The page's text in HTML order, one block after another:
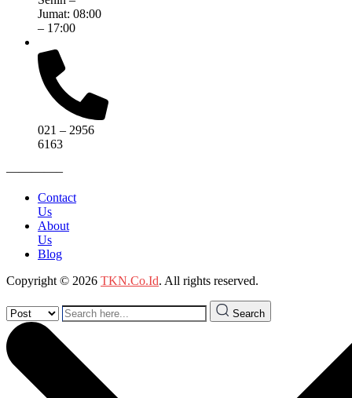
Jumat: 08:00
– 17:00
021 – 2956
6163
————–
Contact
Us
About
Us
Blog
Copyright © 2026 TKN.Co.Id. All rights reserved.
Search